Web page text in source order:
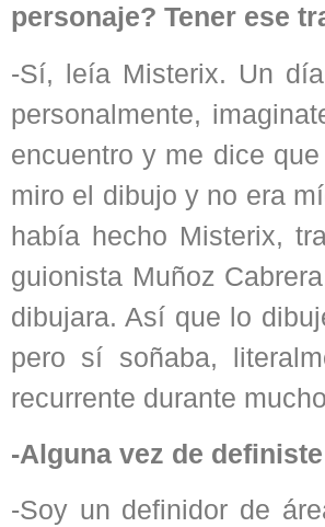
personaje? Tener ese
-Sí, leía Misterix. Un
personalmente,
encuentro y me dice
miro el dibujo y no era
había hecho Misterix,
guionista Muñoz
dibujara. Así que lo
pero sí soñaba,
recurrente durante
-Alguna vez de
-Soy un definidor de